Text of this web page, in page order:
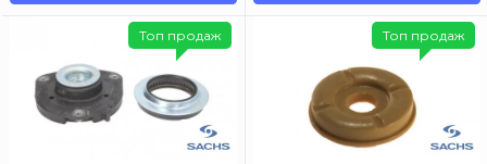
Топ продаж Топ продаж